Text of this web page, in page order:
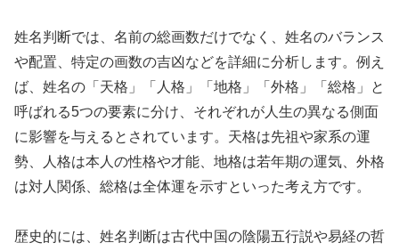
姓名判断では、名前の総画数だけでなく、姓名のバランス
や配置、特定の画数の吉凶などを詳細に分析します。例え
ば、姓名の「天格」「人格」「地格」「外格」「総格」と
呼ばれる5つの要素に分け、それぞれが人生の異なる側面
に影響を与えるとされています。天格は先祖や家系の運
勢、人格は本人の性格や才能、地格は若年期の運気、外格
は対人関係、総格は全体運を示すといった考え方です。
歴史的には、姓名判断は古代中国の陰陽五行説や易経の哲